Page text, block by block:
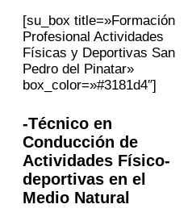
[su_box title=»Formación
Profesional Actividades
Físicas y Deportivas San
Pedro del Pinatar»
box_color=»#3181d4″]
-Técnico en
Conducción de
Actividades Físico-
deportivas en el
Medio Natural